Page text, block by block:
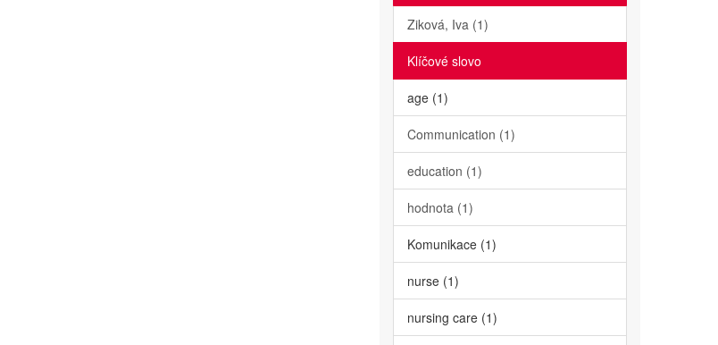
Ziková, Iva (1)
Klíčové slovo
age (1)
Communication (1)
education (1)
hodnota (1)
Komunikace (1)
nurse (1)
nursing care (1)